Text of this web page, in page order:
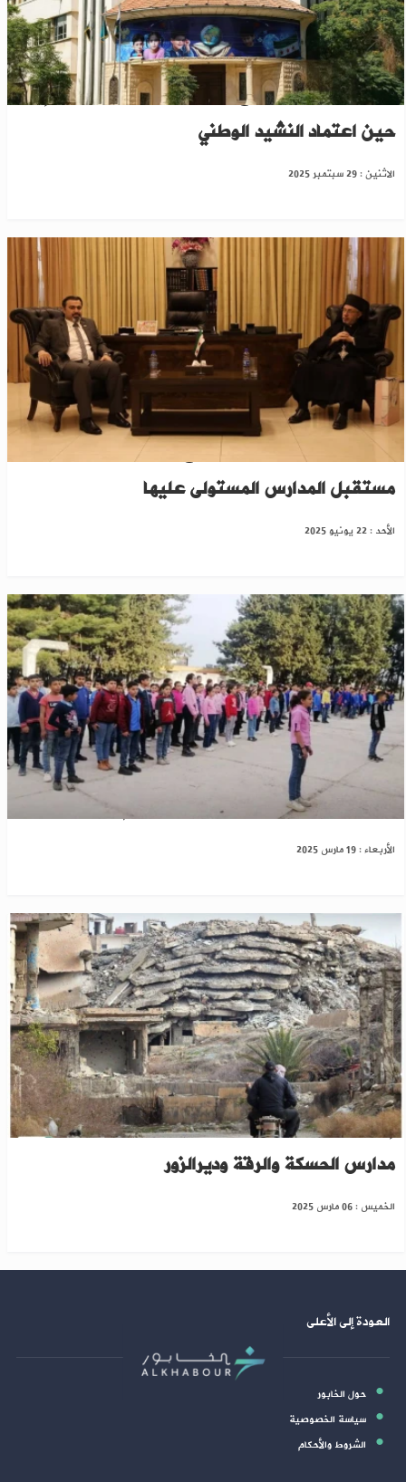
التربية السورية تمنع ترديد الأناشيد بالمدارس إلى
حين اعتماد النشيد الوطني
الاثنين : 29 سبتمبر 2025
"التربية السورية" تناقش مع وفد الكنائس
مستقبل المدارس المستولى عليها
الأحد : 22 يونيو 2025
وزارة التربية تعلن عطلة عيد المعلم
الأربعاء : 19 مارس 2025
إحصائية لـ "التربية" عن احتياجات المدارس بدون
مدارس الحسكة والرقة وديرالزور
الخميس : 06 مارس 2025
العودة إلى الأعلى
حول الخابور
سياسة الخصوصية
الشروط والأحكام